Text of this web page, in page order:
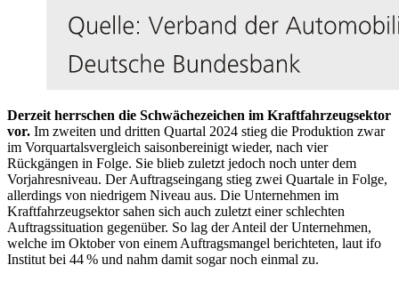
Derzeit herrschen die Schwächezeichen im Kraftfahrzeugsektor
vor. Im zweiten und dritten Quartal 2024 stieg die Produktion zwar
im Vorquartalsvergleich saisonbereinigt wieder, nach vier
Rückgängen in Folge. Sie blieb zuletzt jedoch noch unter dem
Vorjahresniveau. Der Auftragseingang stieg zwei Quartale in Folge,
allerdings von niedrigem Niveau aus. Die Unternehmen im
Kraftfahrzeugsektor sahen sich auch zuletzt einer schlechten
Auftragssituation gegenüber. So lag der Anteil der Unternehmen,
welche im Oktober von einem Auftragsmangel berichteten, laut ifo
Institut bei 44 % und nahm damit sogar noch einmal zu.